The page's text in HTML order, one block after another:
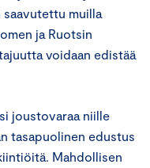
muilla
ja Ruotsin
voidaan edistää
joustovaraa niille
tasapuolinen edustus
Mahdollisen